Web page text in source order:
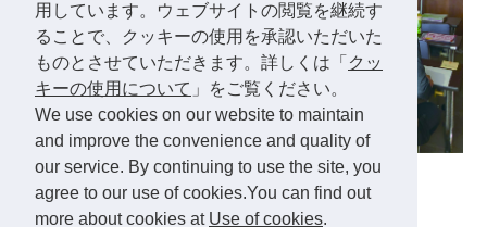
用しています。ウェブサイトの閲覧を継続す
ることで、クッキーの使用を承認いただいた
ものとさせていただきます。詳しくは「 クッ
キーの使用について 」をご覧ください。
We use cookies on our website to maintain
and improve the convenience and quality of
our service. By continuing to use the site, you
agree to our use of cookies.You can find out
more about cookies at Use of cookies.
市内の若手教員を中心に実践者が集う